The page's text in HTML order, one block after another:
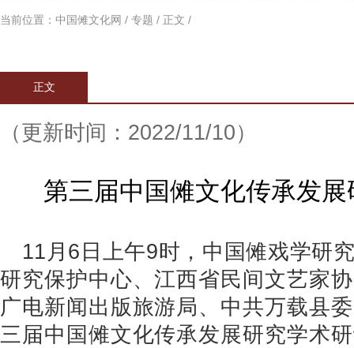
当前位置： 中国傩文化网 / 专题 / 正文 /
正文
（更新时间：2022/11/10）
第三届中国傩文化传承发
11月6日上午9时，中国傩戏学研
研究保护中心、江西省民间文艺家
广电新闻出版旅游局、中共万载县
三届中国傩文化传承发展研究学术